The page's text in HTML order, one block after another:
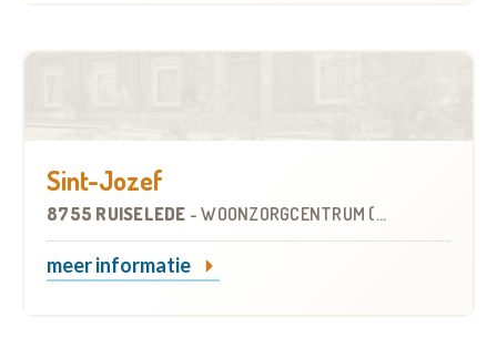
Sint-Jozef
8755 RUISELEDE -WOONZORGCENTRUM (WZC)
meer informatie